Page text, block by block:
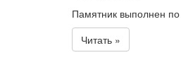
Памятник выполнен
Читать »